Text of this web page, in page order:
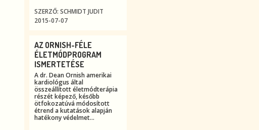
SZERZŐ: SCHMIDT JUDIT
2015-07-07
AZ ORNISH-FÉLE
ÉLETMÓDPROGRAM
ISMERTETÉSE
A dr. Dean Ornish amerikai
kardiológus által
összeállított életmódterápia
részét képező, később
ötfokozatúvá módosított
étrend a kutatások alapján
hatékony védelmet...